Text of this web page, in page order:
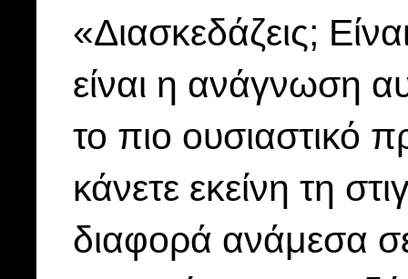
«Διασκεδάζεις;
είναι η ανάγνωση
το πιο ουσιαστικό
κάνετε εκείνη τη
διαφορά ανάμεσα